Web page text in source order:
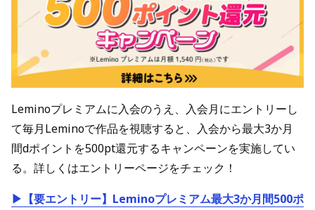
Leminoプレミアムに入会のうえ、入会月にエントリーし
て毎月Leminoで作品を視聴すると、入会から最大3か月
間dポイントを500pt還元するキャンペーンを実施してい
る。詳しくはエントリーページをチェック！
▶【要エントリー】Leminoプレミアム最大3か月間500ポ